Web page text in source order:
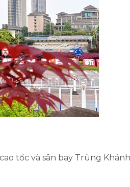
tốc và sân bay Trùng